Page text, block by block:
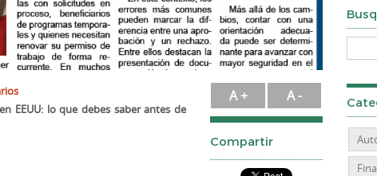
EEUU: lo que debes saber antes de
A + A -
Compartir